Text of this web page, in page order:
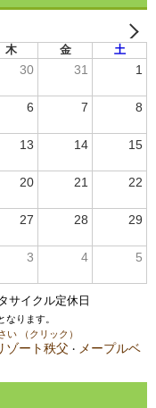
木 金 土
30 31 1
6 7 8
13 14 15
20 21 22
27 28 29
3 4 5
サイクル定休日
ります。
い （クリック）
ゾート秩父 ・ メープルベ